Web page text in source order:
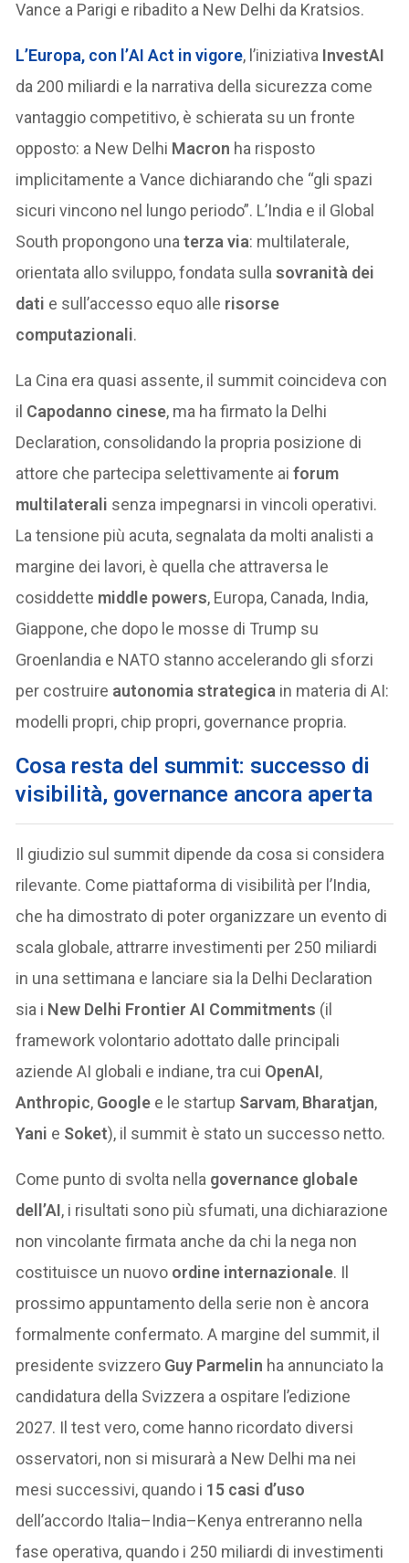
Vance a Parigi e ribadito a New Delhi da Kratsios.
L’Europa, con l’AI Act in vigore, l’iniziativa InvestAI
da 200 miliardi e la narrativa della sicurezza come
vantaggio competitivo, è schierata su un fronte
opposto: a New Delhi Macron ha risposto
implicitamente a Vance dichiarando che “gli spazi
sicuri vincono nel lungo periodo”. L’India e il Global
South propongono unaterza via: multilaterale,
orientata allo sviluppo, fondata sullasovranità dei
dati e sull’accesso equo alle risorse
computazionali.
La Cina era quasi assente, il summit coincideva con
il Capodanno cinese, ma ha firmato la Delhi
Declaration, consolidando la propria posizione di
attore che partecipa selettivamente aiforum
multilaterali senza impegnarsi in vincoli operativi.
La tensione più acuta, segnalata da molti analisti a
margine dei lavori, è quella che attraversa le
cosiddette middle powers, Europa, Canada, India,
Giappone, che dopo le mosse di Trump su
Groenlandia e NATO stanno accelerando gli sforzi
per costruire autonomia strategica in materia di AI:
modelli propri, chip propri, governance propria.
Cosa resta del summit: successo di
visibilità, governance ancora aperta
Il giudizio sul summit dipende da cosa si considera
rilevante. Come piattaforma di visibilità per l’India,
che ha dimostrato di poter organizzare un evento di
scala globale, attrarre investimenti per 250 miliardi
in una settimana e lanciare sia la Delhi Declaration
sia i New Delhi Frontier AI Commitments (il
framework volontario adottato dalle principali
aziende AI globali e indiane, tra cui OpenAI,
Anthropic, Google e le startup Sarvam, Bharatjan,
Yani e Soket), il summit è stato un successo netto.
Come punto di svolta nella governance globale
dell’AI, i risultati sono più sfumati, una dichiarazione
non vincolante firmata anche da chi la nega non
costituisce un nuovo ordine internazionale. Il
prossimo appuntamento della serie non è ancora
formalmente confermato. A margine del summit, il
presidente svizzero Guy Parmelin ha annunciato la
candidatura della Svizzera a ospitare l’edizione
2027. Il test vero, come hanno ricordato diversi
osservatori, non si misurarà a New Delhi ma nei
mesi successivi, quando i 15 casi d’uso
dell’accordo Italia–India–Kenya entreranno nella
fase operativa, quando i 250 miliardi di investimenti